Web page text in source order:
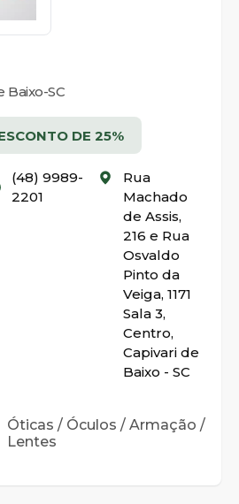
Baixo-SC
DE 25%
(48) 9989-
2201
Rua
Machado
de Assis,
216 e Rua
Osvaldo
Pinto da
Veiga, 1171
Sala 3,
Centro,
Capivari de
Baixo - SC
Óticas / Óculos / Armação /
Lentes